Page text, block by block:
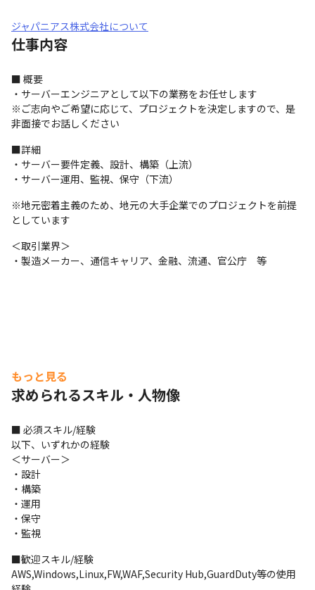
ジャパニアス株式会社について
仕事内容
■ 概要
・サーバーエンジニアとして以下の業務をお任せします
※ご志向やご希望に応じて、プロジェクトを決定しますので、是
非面接でお話しください
■詳細
・サーバー要件定義、設計、構築（上流）
・サーバー運用、監視、保守（下流）
※地元密着主義のため、地元の大手企業でのプロジェクトを前提
としています
＜取引業界＞
・製造メーカー、通信キャリア、金融、流通、官公庁　等
もっと見る
求められるスキル・人物像
■ 必須スキル/経験
以下、いずれかの経験
＜サーバー＞
・設計
・構築
・運用
・保守
・監視
■歓迎スキル/経験
AWS,Windows,Linux,FW,WAF,Security Hub,GuardDuty等の使用